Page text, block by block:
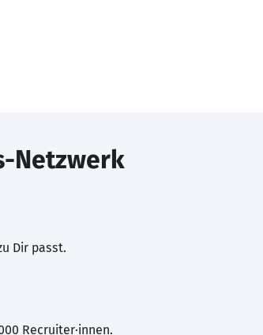
Netzwerk
Dir passt.
Recruiter·innen.